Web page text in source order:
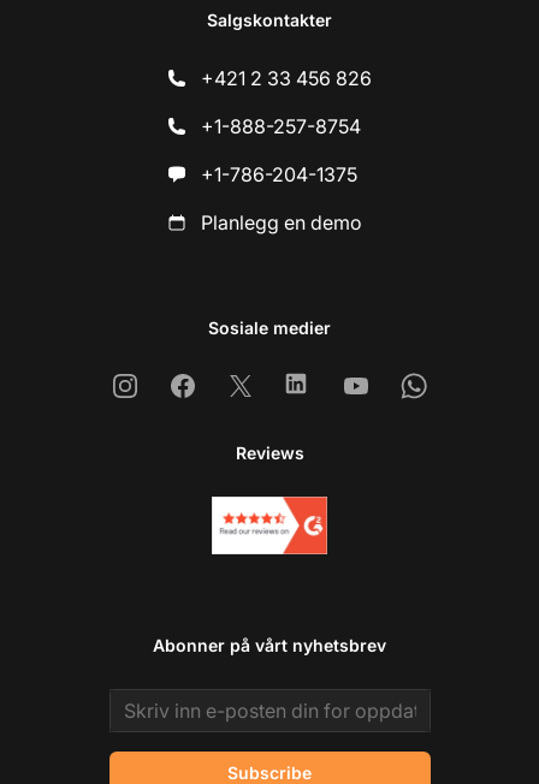
Salgskontakter
+421 2 33 456 826
+1-888-257-8754
+1-786-204-1375
Planlegg en demo
Sosiale medier
InstagramFacebook
X LinkedinYoutubeWhatsapp
Reviews
Abonner på vårt nyhetsbrev
Email address
Subscribe